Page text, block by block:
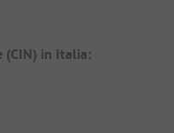
(CIN) in Italia: